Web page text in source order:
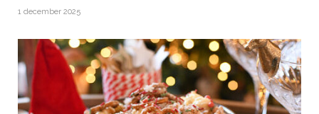
1 december 2025